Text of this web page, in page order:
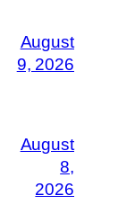
August
9, 2026
August
8,
2026